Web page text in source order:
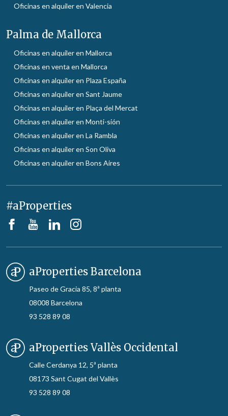
Oficinas en alquiler en Valencia
Palma de Mallorca
Oficinas en alquiler en Mallorca
Oficinas en venta en Mallorca
Oficinas en alquiler en Plaza España
Oficinas en alquiler en Sant Jaume
Oficinas en alquiler en Plaça del Mercat
Oficinas en alquiler en Monti-sión
Oficinas en alquiler en La Rambla
Oficinas en alquiler en Son Oliva
Oficinas en alquiler en Bons Aires
#aProperties
aProperties Barcelona
Paseo de Gracia 85, 8ª planta
08008 Barcelona
93 528 89 08
aProperties Vallès Occidental
Calle Cerdanya 12, 5ª planta
08173 Sant Cugat del Vallès
93 528 89 08